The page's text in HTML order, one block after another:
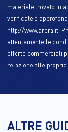
materiale trovato in
verificate e
http://www.arera.it.
attentamente le
offerte commerciali
relazione alle
ALTRE